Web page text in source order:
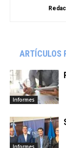
ARTÍCULOS
Informes